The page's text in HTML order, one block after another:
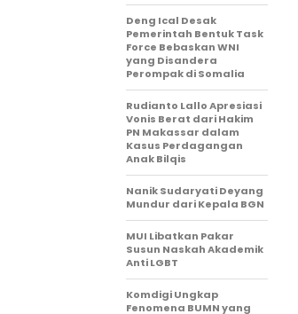
Deng Ical Desak
Pemerintah Bentuk Task
Force Bebaskan WNI
yang Disandera
Perompak di Somalia
Rudianto Lallo Apresiasi
Vonis Berat dari Hakim
PN Makassar dalam
Kasus Perdagangan
Anak Bilqis
Nanik Sudaryati Deyang
Mundur dari Kepala BGN
MUI Libatkan Pakar
Susun Naskah Akademik
Anti LGBT
Komdigi Ungkap
Fenomena BUMN yang